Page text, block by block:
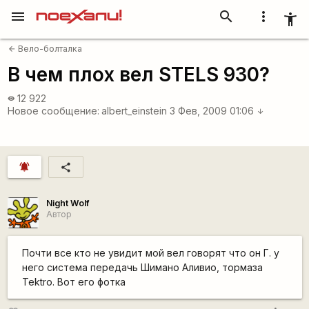
more_vert accessibility_new
search
menu
arrow_back Вело-болталка
В чем плох вел STELS 930?
visibility 12 922
Новое сообщение: albert_einstein 3 Фев, 2009 01:06 arrow_downward
notifications_active share
Night Wolf
Автор
Почти все кто не увидит мой вел говорят что он Г. у
него система передачь Шимано Аливио, тормаза
Tektro. Вот его фотка